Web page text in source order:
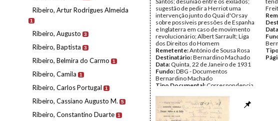
Ribeiro, Artur Rodrigues Almeida
1
Ribeiro, Augusto 3
Ribeiro, Baptista 3
Ribeiro, Belmira do Carmo 1
Ribeiro, Camila 1
Ribeiro, Carlos Portugal 1
Ribeiro, Cassiano Augusto M. 5
Ribeiro, Constantino Duarte 1
sugestão de pedir a Herriot uma
intervenção junto do Quai d'Orsay
sobre possíveis pressões de Espanha
e Inglaterra em caso de movimento
revolucionário; Albert Sarrault; Liga
dos Direitos do Homem
Remetente:António de Sousa Rosa
Destinatário:Bernardino Machado
Data: Quinta, 22 de Janeiro de 1931
Fundo:DBG - Documentos
Bernardino Machado
Tipo Documental: Correspondencia